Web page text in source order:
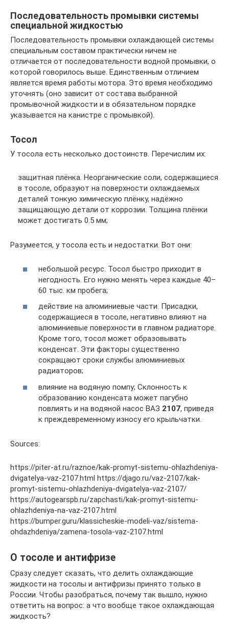
Последовательность промывки системы
специальной жидкостью
Последовательность промывки охлаждающей системы
специальным составом практически ничем не
отличается от последовательности водной промывки, о
которой говорилось выше. Единственным отличием
является время работы мотора. Это время необходимо
уточнять (оно зависит от состава выбранной
промывочной жидкости и в обязательном порядке
указывается на канистре с промывкой).
Тосол
У тосола есть несколько достоинств. Перечислим их:
защитная плёнка. Неорганические соли, содержащиеся
в тосоле, образуют на поверхности охлаждаемых
деталей тонкую химическую плёнку, надёжно
защищающую детали от коррозии. Толщина плёнки
может достигать 0.5 мм;
Разумеется, у тосола есть и недостатки. Вот они:
небольшой ресурс. Тосол быстро приходит в
негодность. Его нужно менять через каждые 40–
60 тыс. км пробега;
действие на алюминиевые части. Присадки,
содержащиеся в тосоле, негативно влияют на
алюминиевые поверхности в главном радиаторе.
Кроме того, тосол может образовывать
конденсат. Эти факторы существенно
сокращают сроки службы алюминиевых
радиаторов;
влияние на водяную помпу; Склонность к
образованию конденсата может пагубно
повлиять и на водяной насос ВАЗ 2107, приведя
к преждевременному износу его крыльчатки.
Sources:
https://piter-at.ru/raznoe/kak-promyt-sistemu-ohlazhdeniya-
dvigatelya-vaz-2107.html https://djago.ru/vaz-2107/kak-
promyt-sistemu-ohlazhdeniya-dvigatelya-vaz-2107/
https://autogearspb.ru/zapchasti/kak-promyt-sistemu-
ohlazhdeniya-na-vaz-2107.html
https://bumper.guru/klassicheskie-modeli-vaz/sistema-
ohdazhdeniya/zamena-tosola-vaz-2107.html
О тосоле и антифризе
Сразу следует сказать, что делить охлаждающие
жидкости на тосолы и антифризы принято только в
России. Чтобы разобраться, почему так вышло, нужно
ответить на вопрос: а что вообще такое охлаждающая
жидкость?